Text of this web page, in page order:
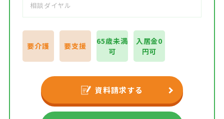
相談ダイヤル
要介護 要支援
65歳未満
可
入居金0
円可
資料請求する